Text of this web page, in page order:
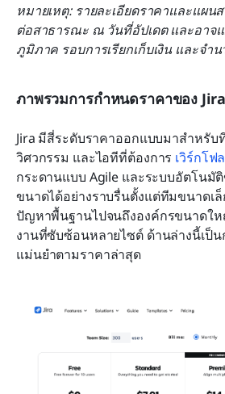
หมายเหตุ: รายละเอียดราคาและแผน
ต่อสาธารณะ ณ วันที่อัปเดต และอาจ
ภูมิภาค รอบการเรียกเก็บเงิน และจำ
ภาพรวมการกำหนดราคาของ Jira
Jira มีสี่ระดับราคาออกแบบมาสำหรั
วิศวกรรม และไอทีที่ต้องการ เวิร์กโฟ
กระดานแบบ Agile และระบบอัตโนมั
ขนาดได้อย่างราบรื่นตั้งแต่ทีมขนาดเ
ปัญหาพื้นฐานไปจนถึงองค์กรขนาดใ
งานที่ซับซ้อนหลายไซต์ ด้านล่างนี้เป็น
แม่นยำตามราคาล่าสุด